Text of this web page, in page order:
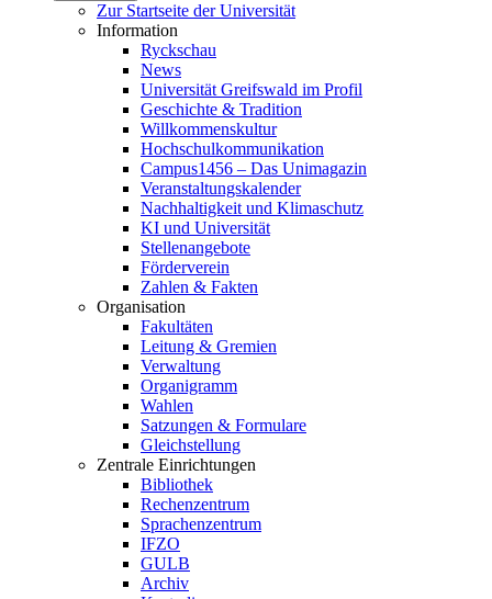
Zur Startseite der Universität
Information
Ryckschau
News
Universität Greifswald im Profil
Geschichte & Tradition
Willkommenskultur
Hochschulkommunikation
Campus1456 – Das Unimagazin
Veranstaltungskalender
Nachhaltigkeit und Klimaschutz
KI und Universität
Stellenangebote
Förderverein
Zahlen & Fakten
Organisation
Fakultäten
Leitung & Gremien
Verwaltung
Organigramm
Wahlen
Satzungen & Formulare
Gleichstellung
Zentrale Einrichtungen
Bibliothek
Rechenzentrum
Sprachenzentrum
IFZO
GULB
Archiv